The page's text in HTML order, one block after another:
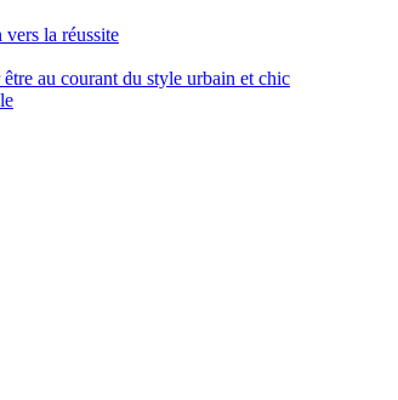
la réussite
au courant du style urbain et chic